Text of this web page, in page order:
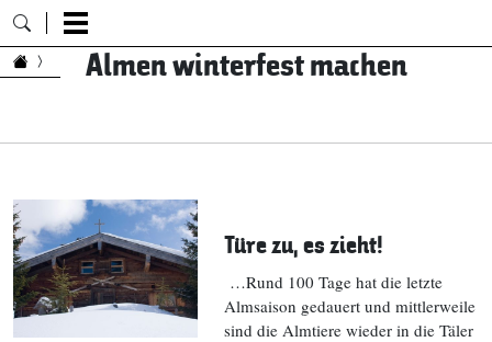
Zum Inhalt springenAlmen winterfest machen
Türe zu, es zieht!
…Rund 100 Tage hat die letzte
Almsaison gedauert und mittlerweile
sind die Almtiere wieder in die Täler